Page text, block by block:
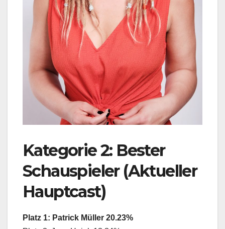
Kategorie 2: Bester
Schauspieler (Aktueller
Hauptcast)
Platz 1: Patrick Müller 20.23%